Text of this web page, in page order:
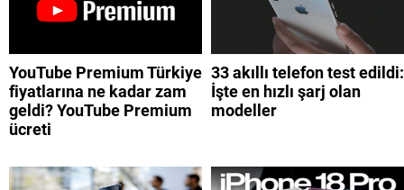
YouTube Premium Türkiye
fiyatlarına ne kadar zam
geldi? YouTube Premium
ücreti
33 akıllı telefon test edildi:
İşte en hızlı şarj olan
modeller